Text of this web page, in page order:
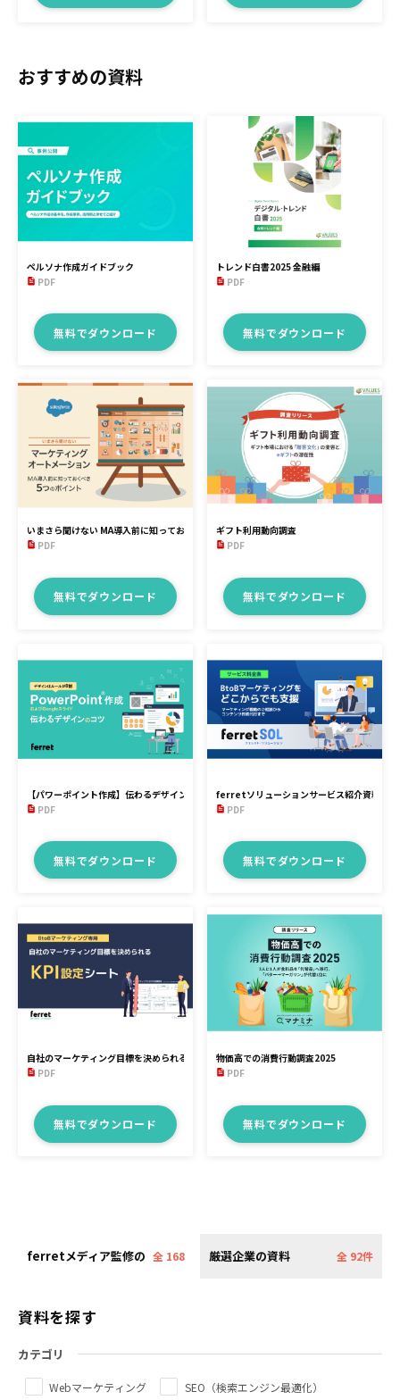
おすすめの資料
ペルソナ作成ガイドブック
PDF
無料でダウンロード
トレンド白書2025 金融編
PDF
無料でダウンロード
いまさら聞けない MA導入前に知っておくべき5つのポイント
PDF
無料でダウンロード
ギフト利用動向調査
PDF
無料でダウンロード
【パワーポイント作成】伝わるデザインのコツ
PDF
無料でダウンロード
ferretソリューションサービス紹介資料
PDF
無料でダウンロード
自社のマーケティング目標を決められる【KPI】設定シート
PDF
無料でダウンロード
物価高での消費行動調査2025
PDF
無料でダウンロード
ferretメディア監修の 全 168 厳選企業の資料 全 92件
資料を探す
カテゴリ
Webマーケティング SEO（検索エンジン最適化）